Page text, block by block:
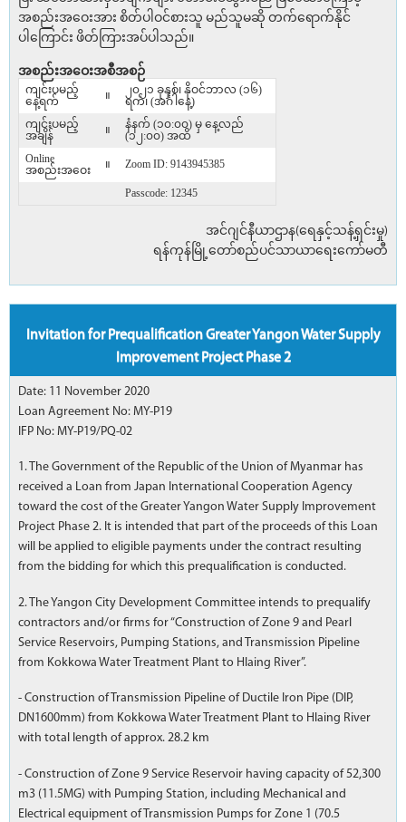
အစည်းအဝေးအား စိတ်ပါဝင်စားသူ မည်သူမဆို တက်ရောက်နိုင်
ပါ‌ကြောင်း ဖိတ်ကြားအပ်ပါသည်။
အစည်းအဝေးအစီအစဉ်
ကျင်းပမည့်
နေ့ရက်
။
၂၀၂၁ ခုနှစ်၊ နိုဝင်ဘာလ (၁၆)
ရက်၊ (အင်္ဂါနေ့)
ကျင်းပမည့်
အချိန်
။
နံနက် (၁၀:၀၀) မှ နေ့လည်
(၁၂:၀၀) အထိ
Online
အစည်းအဝေး
။ Zoom ID: 9143945385
Passcode: 12345
အင်ဂျင်နီယာဌာန(ရေနှင့်သန့်ရှင်းမှု)
ရန်ကုန်မြို့တော်စည်ပင်သာယာရေးကော်မတီ
Invitation for Prequalification Greater Yangon Water Supply
Improvement Project Phase 2
Date: 11 November 2020
Loan Agreement No: MY-P19
IFP No: MY-P19/PQ-02
1. The Government of the Republic of the Union of Myanmar has
received a Loan from Japan International Cooperation Agency
toward the cost of the Greater Yangon Water Supply Improvement
Project Phase 2. It is intended that part of the proceeds of this Loan
will be applied to eligible payments under the contract resulting
from the bidding for which this prequalification is conducted.
2. The Yangon City Development Committee intends to prequalify
contractors and/or firms for “Construction of Zone 9 and Pearl
Service Reservoirs, Pumping Stations, and Transmission Pipeline
from Kokkowa Water Treatment Plant to Hlaing River”.
- Construction of Transmission Pipeline of Ductile Iron Pipe (DIP,
DN1600mm) from Kokkowa Water Treatment Plant to Hlaing River
with total length of approx. 28.2 km
- Construction of Zone 9 Service Reservoir having capacity of 52,300
m3 (11.5MG) with Pumping Station, including Mechanical and
Electrical equipment of Transmission Pumps for Zone 1 (70.5